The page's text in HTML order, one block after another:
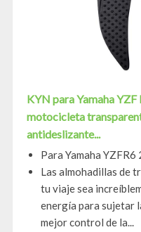
KYN para Yamaha
motocicleta
antideslizante...
Para Yamaha
Las almohadillas de
tu viaje sea
energía para sujetar
mejor control de la...